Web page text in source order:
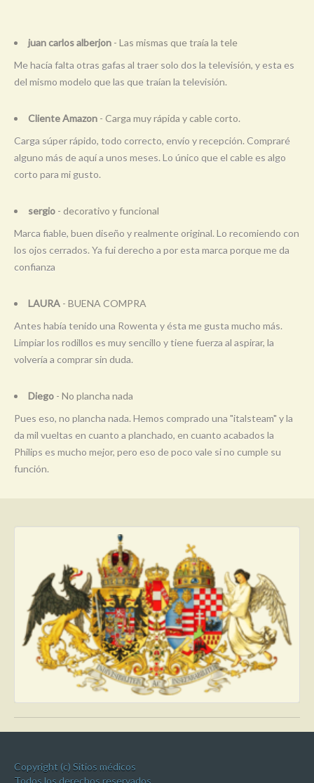
juan carlos alberjon - Las mismas que traía la tele
Me hacía falta otras gafas al traer solo dos la televisión, y esta es
del mismo modelo que las que traían la televisión.
Cliente Amazon - Carga muy rápida y cable corto.
Carga súper rápido, todo correcto, envío y recepción. Compraré
alguno más de aquí a unos meses. Lo único que el cable es algo
corto para mi gusto.
sergio - decorativo y funcional
Marca fiable, buen diseño y realmente original. Lo recomiendo con
los ojos cerrados. Ya fui derecho a por esta marca porque me da
confianza
LAURA - BUENA COMPRA
Antes había tenido una Rowenta y ésta me gusta mucho más.
Limpiar los rodillos es muy sencillo y tiene fuerza al aspirar, la
volvería a comprar sin duda.
Diego - No plancha nada
Pues eso, no plancha nada. Hemos comprado una "italsteam" y la
da mil vueltas en cuanto a planchado, en cuanto acabados la
Philips es mucho mejor, pero eso de poco vale si no cumple su
función.
Copyright (c) Sitios médicos
Todos los derechos reservados.